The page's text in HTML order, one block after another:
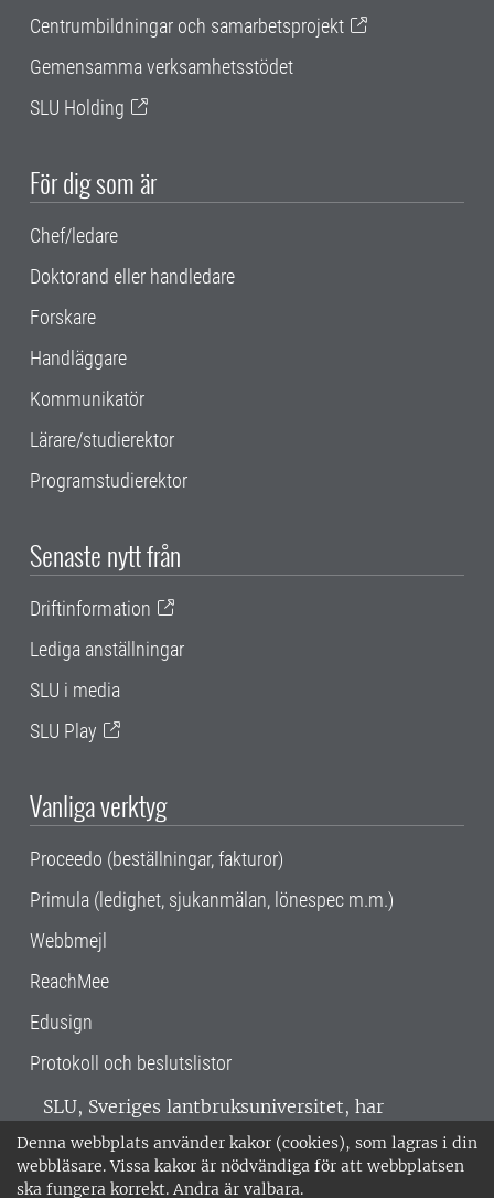
Denna webbplats använder kakor (cookies), som lagras i din
webbläsare. Vissa kakor är nödvändiga för att webbplatsen
ska fungera korrekt. Andra är valbara.
Centrumbildningar och samarbetsprojekt
Gemensamma verksamhetsstödet
SLU Holding
För dig som är
Chef/ledare
Doktorand eller handledare
Forskare
Handläggare
Kommunikatör
Lärare/studierektor
Programstudierektor
Senaste nytt från
Driftinformation
Lediga anställningar
SLU i media
SLU Play
Vanliga verktyg
Proceedo (beställningar, fakturor)
Primula (ledighet, sjukanmälan, lönespec m.m.)
Webbmejl
ReachMee
Edusign
Protokoll och beslutslistor
SLU, Sveriges lantbruksuniversitet, har
verksamhet över hela Sverige. Huvudorter är
Alnarp, Uppsala och Umeå.SLU är
miljöcertifierat enligt ISO 14001. •